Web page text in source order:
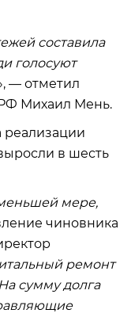
составила
голосуют
— отметил
Михаил Мень.
реализации
в шесть
мере,
чиновника
ремонт
сумму долга